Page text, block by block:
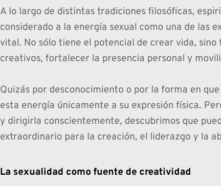
A lo largo de distintas tradiciones filosóficas,
considerado a la energía sexual como una de las
vital. No sólo tiene el potencial de crear vida,
creativos, fortalecer la presencia personal y
Quizás por desconocimiento o por la forma en
esta energía únicamente a su expresión física.
y dirigirla conscientemente, descubrimos que
extraordinario para la creación, el liderazgo y la
La sexualidad como fuente de creatividad